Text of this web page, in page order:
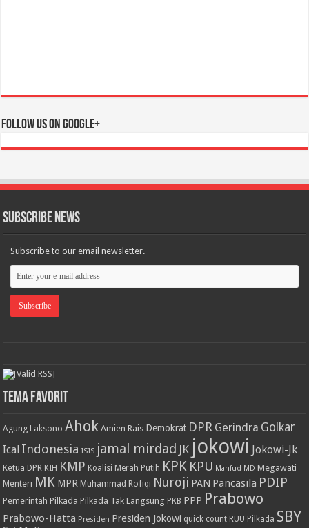
Follow us on Google+
Subscribe News
Subscribe to our email newsletter.
Tema Favorit
Agung Laksono Ahok Amien Rais Demokrat DPR Gerindra Golkar
Ical Indonesia ISIS jamal mirdad JK jokowi Jokowi-Jk
Ketua DPR KIH KMP Koalisi Merah Putih KPK KPU Mahfud MD Megawati
Menteri MK MPR Muhammad Rofiqi Nuroji PAN Pancasila PDIP
Pemerintah Pilkada Pilkada Tak Langsung PKB PPP Prabowo
Prabowo-Hatta Presiden Presiden Jokowi quick count RUU Pilkada SBY